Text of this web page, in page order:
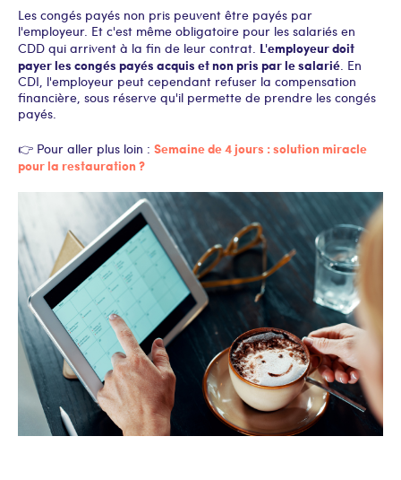
Les congés payés non pris peuvent être payés par
l'employeur. Et c'est même obligatoire pour les salariés en
CDD qui arrivent à la fin de leur contrat. L'employeur doit
payer les congés payés acquis et non pris par le salarié. En
CDI, l'employeur peut cependant refuser la compensation
financière, sous réserve qu'il permette de prendre les congés
payés.
👉 Pour aller plus loin : Semaine de 4 jours : solution miracle
pour la restauration ?